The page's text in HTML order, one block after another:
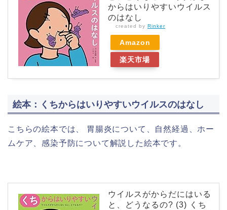
からはいりやすいウイルス
のはなし
created by Rinker
Amazon
楽天市場
絵本：くちからはいりやすいウイルスのはなし
こちらの絵本では、 胃腸炎について、自然経過、ホー
ムケア、感染予防について解説した絵本です。
ウイルスがからだにはいる
と、どうなるの? (3) くち